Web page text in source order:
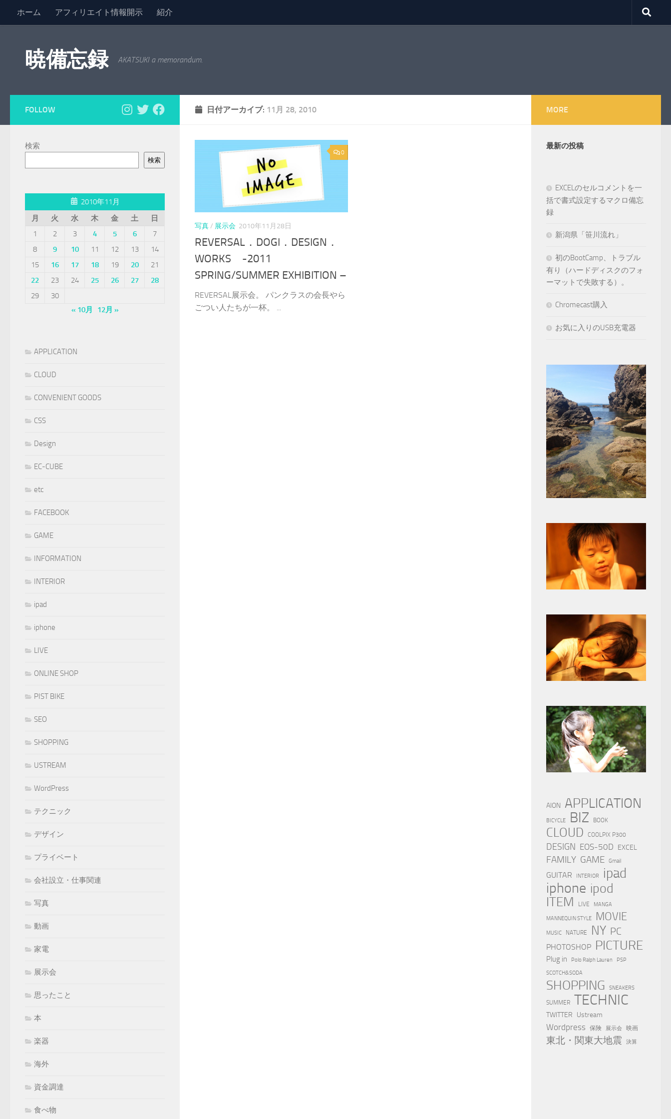
コンテンツへスキップ
ホーム アフィリエイト情報開示 紹介
暁備忘録 AKATSUKI a memorandum.
日付アーカイブ: 11月 28, 2010
0
写真/ 展示会 2010年11月28日
REVERSAL．DOGI．DESIGN．
WORKS -2011
SPRING/SUMMER EXHIBITION –
REVERSAL展示会。 パンクラスの会長やら
ごつい人たちが一杯。 ...
FOLLOW
検索
検索
2010年11月
月
火 水 木 金 土
日
1
2 3 4 5 6
7
8
9 10 11 12 13
14
15
16 17 18 19 20
21
22
23 24 25 26 27
28
29
30
« 10月
12月 »
APPLICATION
CLOUD
CONVENIENT GOODS
CSS
Design
EC-CUBE
etc
FACEBOOK
GAME
INFORMATION
INTERIOR
ipad
iphone
LIVE
ONLINE SHOP
PIST BIKE
SEO
SHOPPING
USTREAM
WordPress
テクニック
デザイン
プライベート
会社設立・仕事関連
写真
動画
家電
展示会
思ったこと
本
楽器
海外
資金調達
食べ物
MORE
最新の投稿
EXCELのセルコメントを一
括で書式設定するマクロ備忘
録
新潟県「笹川流れ」
初のBootCamp、トラブル
有り（ハードディスクのフォ
ーマットで失敗する）。
Chromecast購入
お気に入りのUSB充電器
AION APPLICATION
BICYCLE BIZ BOOK
CLOUD COOLPIX P300
DESIGN EOS-50D EXCEL
FAMILY GAME Gmail
GUITAR INTERIOR ipad
iphone ipod
ITEM
LIVE MANGA
MANNEQUIN STYLE MOVIE
MUSIC NATURE NY PC
PHOTOSHOP PICTURE
Plug in Polo Ralph Lauren
PSP
SCOTCH&SODA
SHOPPING SNEAKERS
SUMMER TECHNIC
TWITTER Ustream
Wordpress 保険 展示会 映画
東北・関東大地震 決算